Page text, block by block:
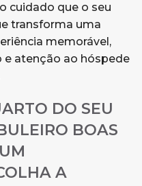
cuidado que o seu
transforma uma
memorável,
e atenção ao hóspede
DO SEU
BOAS
A